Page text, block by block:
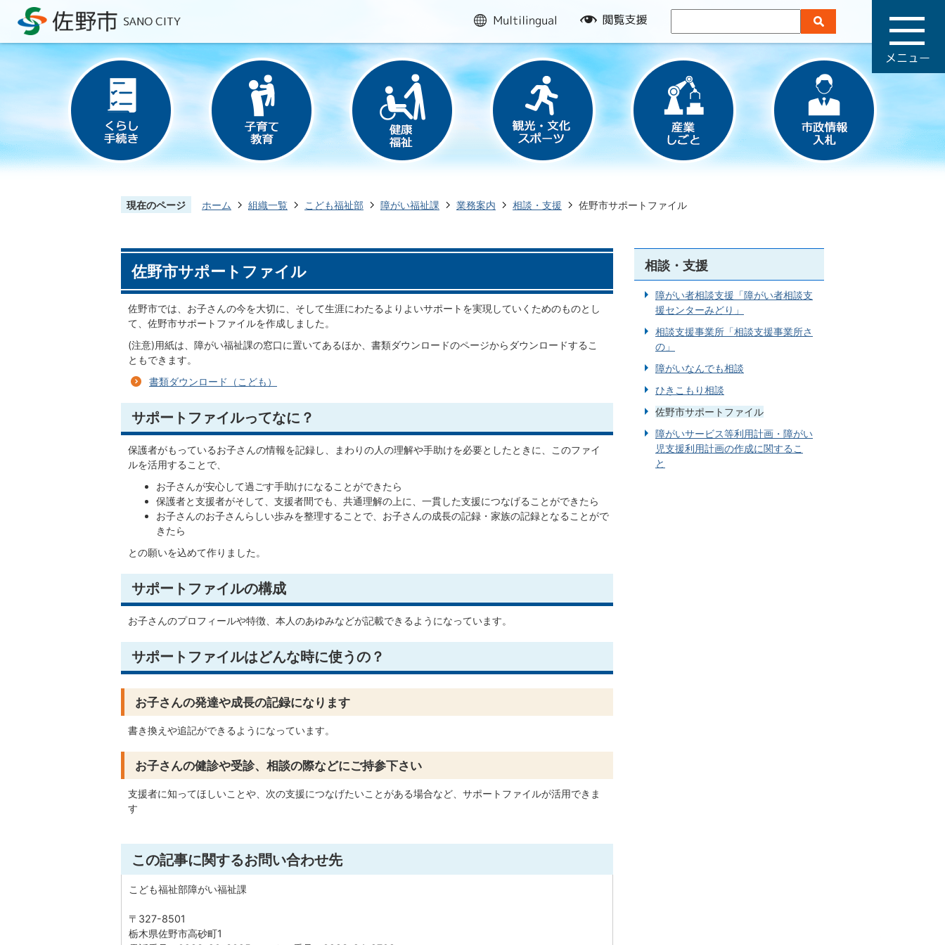
multilingual
閲
援
現在のページ ホーム 組織一覧 こども福祉部 障がい福祉課 業務案内 相談・支援 佐野市サポートファイル
佐野市サポートファイル
佐野市では、お子さんの今を大切に、そして生涯にわたるよりよいサポートを実現していくためのものとし
て、佐野市サポートファイルを作成しました。
(注意)用紙は、障がい福祉課の窓口に置いてあるほか、書類ダウンロードのページからダウンロードするこ
ともできます。
書類ダウンロード（こども）
サポートファイルってなに？
保護者がもっているお子さんの情報を記録し、まわりの人の理解や手助けを必要としたときに、このファイ
ルを活用することで、
お子さんが安心して過ごす手助けになることができたら
保護者と支援者がそして、支援者間でも、共通理解の上に、一貫した支援につなげることができたら
お子さんのお子さんらしい歩みを整理することで、お子さんの成長の記録・家族の記録となることがで
きたら
との願いを込めて作りました。
サポートファイルの構成
お子さんのプロフィールや特徴、本人のあゆみなどが記載できるようになっています。
サポートファイルはどんな時に使うの？
お子さんの発達や成長の記録になります
書き換えや追記ができるようになっています。
お子さんの健診や受診、相談の際などにご持参下さい
支援者に知ってほしいことや、次の支援につなげたいことがある場合など、サポートファイルが活用できま
す
この記事に関するお問い合わせ先
こども福祉部障がい福祉課
〒327-8501
栃木県佐野市高砂町1
相談・支援
障がい者相談支援「障がい者相談支
援センターみどり」
相談支援事業所「相談支援事業所さ
の」
障がいなんでも相談
ひきこもり相談
佐野市サポートファイル
障がいサービス等利用計画・障がい
児支援利用計画の作成に関するこ
と